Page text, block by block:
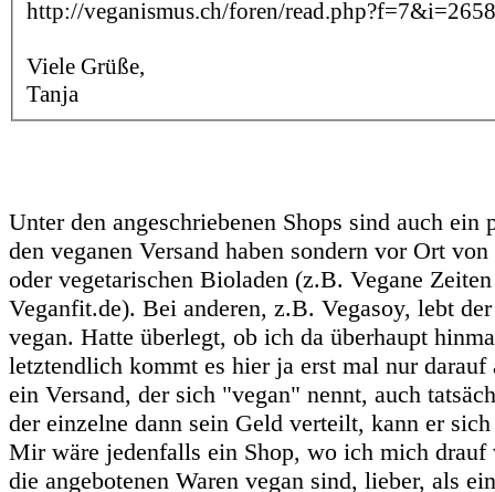
http://veganismus.ch/foren/
Viele Grüße,
Tanja
Unter den angeschriebenen Shops sind auch ein
den veganen Versand haben sondern vor Ort
oder vegetarischen Bioladen (z.B. Vegane
Veganfit.de). Bei anderen, z.B. Vegasoy, lebt
vegan. Hatte überlegt, ob ich da überhaupt
letztendlich kommt es hier ja erst mal nur darauf
ein Versand, der sich "vegan" nennt, auch
der einzelne dann sein Geld verteilt, kann er
Mir wäre jedenfalls ein Shop, wo ich mich drauf
die angebotenen Waren vegan sind, lieber, als